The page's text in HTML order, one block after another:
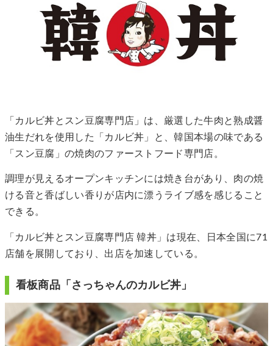
「カルビ丼とスン豆腐専門店」は、厳選した牛肉と熟成醤
油生だれを使用した「カルビ丼」と、韓国本場の味である
「スン豆腐」の焼肉のファーストフード専門店。
調理が見えるオープンキッチンには焼き台があり、肉の焼
ける音と香ばしい香りが店内に漂うライブ感を感じること
できる。
「カルビ丼とスン豆腐専門店 韓丼」は現在、日本全国に71
店舗を展開しており、出店を加速している。
看板商品「さっちゃんのカルビ丼」